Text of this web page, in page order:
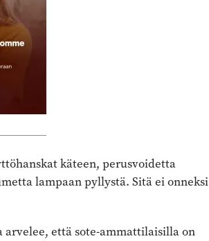
käteen, perusvoidetta
lampaan pyllystä. Sitä ei onneksi
arvelee, että sote-ammattilaisilla on